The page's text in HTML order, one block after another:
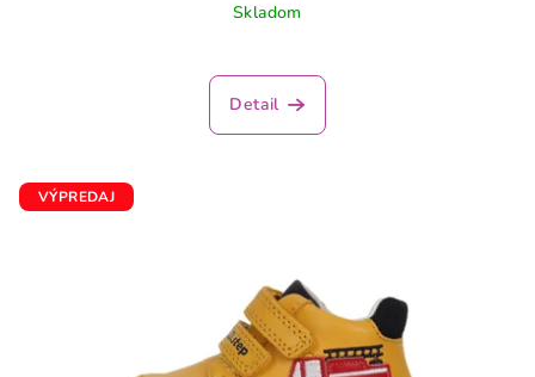
Skladom
Detail
VÝPREDAJ